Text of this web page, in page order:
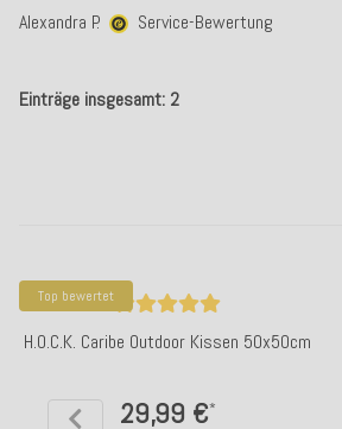
Alexandra P.
Service-Bewertung
Einträge insgesamt: 2
Top bewertet
H.O.C.K. Caribe Outdoor Kissen 50x50cm
29,99 €*